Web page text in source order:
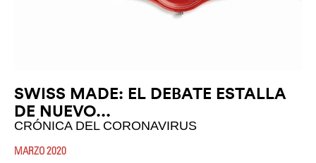
SWISS MADE: EL DEBATE ESTALLA
DE NUEVO...
CRÓNICA DEL CORONAVIRUS
MARZO 2020